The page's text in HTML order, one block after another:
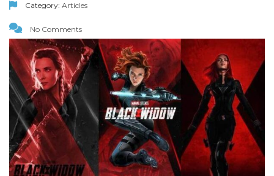
Category: Articles
No Comments